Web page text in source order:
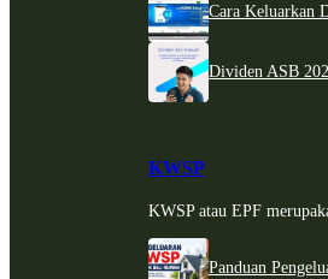
Cara Keluarkan
Dividen ASB
KWSP
KWSP atau EPF
Panduan